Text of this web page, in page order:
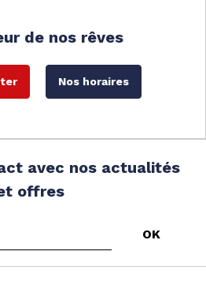
de nos rêves
Nos horaires
avec nos actualités
offres